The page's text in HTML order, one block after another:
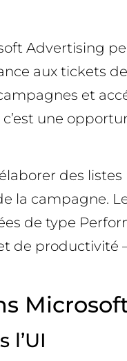
Advertising
aux tickets
et
une
des
la campagne.
de type
de
l’UI